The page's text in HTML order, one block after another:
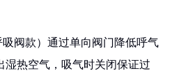
阀款）通过单向阀门降低呼气
湿热空气，吸气时关闭保证过